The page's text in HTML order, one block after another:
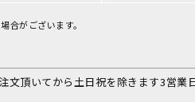
合がございます。
文頂いてから土日祝を除きます3営業